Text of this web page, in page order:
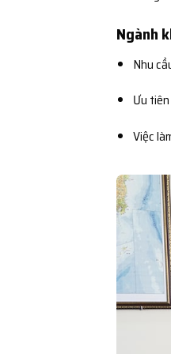
Ngành
Nhu
Ưu
Việc